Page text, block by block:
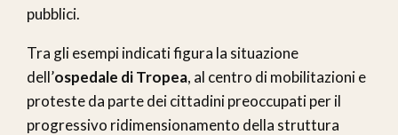
pubblici.
Tra gli esempi indicati figura la situazione
dell’ospedale di Tropea, al centro di mobilitazioni e
proteste da parte dei cittadini preoccupati per il
progressivo ridimensionamento della struttura